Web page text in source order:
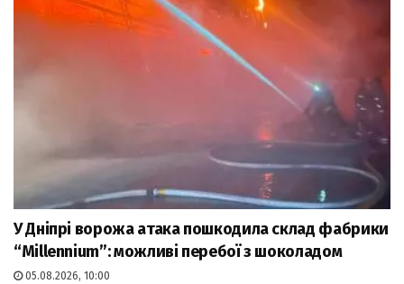
У Дніпрі ворожа атака пошкодила склад фабрики
“Millennium”: можливі перебої з шоколадом
05.08.2026, 10:00